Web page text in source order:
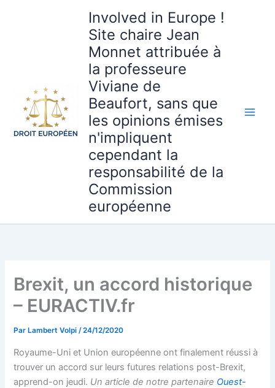
Involved in Europe !
Site chaire Jean
Monnet attribuée à
la professeure
Viviane de
Beaufort, sans que
les opinions émises
n'impliquent
cependant la
responsabilité de la
Commission
européenne
Brexit, un accord historique
– EURACTIV.fr
Par Lambert Volpi/24/12/2020
Royaume-Uni et Union européenne ont finalement réussi à
trouver un accord sur leurs futures relations post-Brexit,
apprend-on jeudi. Un article de notre partenaire Ouest-